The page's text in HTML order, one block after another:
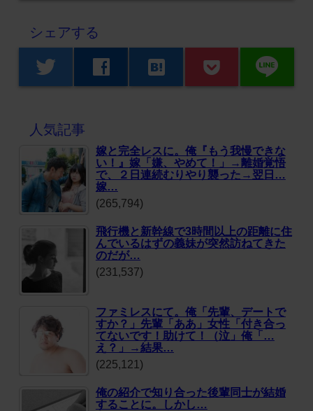
シェアする
twitter facebook hatenabookmark line
人気記事
嫁と完全レスに。俺『もう我慢できな
い！』嫁「嫌、やめて！」→離婚覚悟
で、２日連続むりやり襲った→翌日…
嫁…
(265,794)
飛行機と新幹線で3時間以上の距離に住
んでいるはずの義妹が突然訪ねてきた
のだが…
(231,537)
ファミレスにて。俺「先輩、デートで
すか？」先輩「ああ」女性「付き合っ
てないです！助けて！（泣」俺「…
え？」→結果…
(225,121)
俺の紹介で知り合った後輩同士が結婚
することに。しかし…